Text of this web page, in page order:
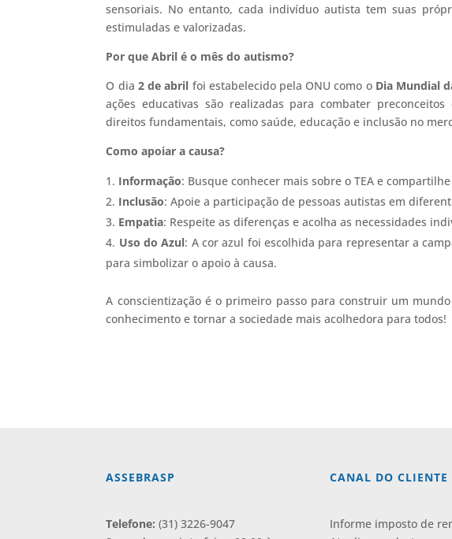
sensoriais. No entanto, cada indivíduo autista tem suas
estimuladas e valorizadas.
Por que Abril é o mês do autismo?
O dia 2 de abril foi estabelecido pela ONU como o Dia Mundial
ações educativas são realizadas para combater
direitos fundamentais, como saúde, educação e inclusão no
Como apoiar a causa?
Informação: Busque conhecer mais sobre o TEA e
Inclusão: Apoie a participação de pessoas autistas em
Empatia: Respeite as diferenças e acolha as necessidades
Uso do Azul: A cor azul foi escolhida para representar a
para simbolizar o apoio à causa.
A conscientização é o primeiro passo para construir um
conhecimento e tornar a sociedade mais acolhedora para todos!
ASSEBRASP
Telefone: (31) 3226-9047
CANAL DO CLIENTE
Informe imposto de